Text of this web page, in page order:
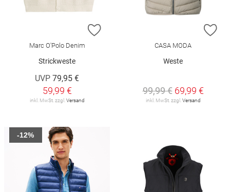
ZUR WUNSCHLISTE HINZUFÜGEN
Marc O'Polo Denim
Strickweste
UVP 79,95 €
59,99 €
inkl. MwSt. zzgl. Versand
CASA MODA
Weste
99,99 € 69,99 €
inkl. MwSt. zzgl. Versand
-12%